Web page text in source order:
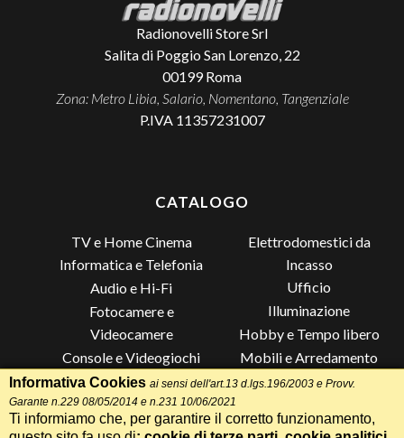
Radionovelli Store Srl
Salita di Poggio San Lorenzo, 22
00199 Roma
Zona: Metro Libia, Salario, Nomentano, Tangenziale
P.IVA 11357231007
CATALOGO
TV e Home Cinema
Informatica e Telefonia
Audio e Hi-Fi
Fotocamere e
Videocamere
Console e Videogiochi
Piccoli Elettrodomestici
Grandi Elettrodomestici e
Climatizzazione
Elettrodomestici da
Incasso
Ufficio
Illuminazione
Hobby e Tempo libero
Mobili e Arredamento
Lista di Nozze
Informativa Cookies ai sensi dell'art.13 d.lgs.196/2003 e Provv.
Garante n.229 08/05/2014 e n.231 10/06/2021
Ti informiamo che, per garantire il corretto funzionamento,